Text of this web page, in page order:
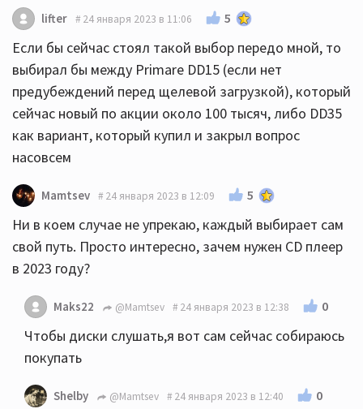
lifter 24 января 2023 в 11:06 5
Если бы сейчас стоял такой выбор передо мной, то
выбирал бы между Primare DD15 (если нет
предубеждений перед щелевой загрузкой), который
сейчас новый по акции около 100 тысяч, либо DD35
как вариант, который купил и закрыл вопрос
насовсем
Mamtsev 24 января 2023 в 12:09 5
Ни в коем случае не упрекаю, каждый выбирает сам
свой путь. Просто интересно, зачем нужен CD плеер
в 2023 году?
Maks22 @Mamtsev 24 января 2023 в 12:38 0
Чтобы диски слушать,я вот сам сейчас собираюсь
покупать
Shelby @Mamtsev 24 января 2023 в 12:40 0